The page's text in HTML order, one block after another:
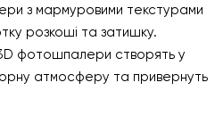
з мармуровими текстурами
розкоші та затишку.
фотошпалери створять у
атмосферу та привернуть